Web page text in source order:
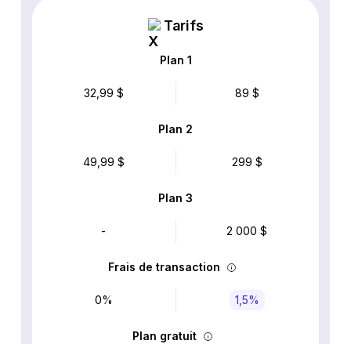
Tarifs
Plan 1
32,99 $ 89 $
Plan 2
49,99 $ 299 $
Plan 3
- 2 000 $
Frais de transaction
0% 1,5%
Plan gratuit